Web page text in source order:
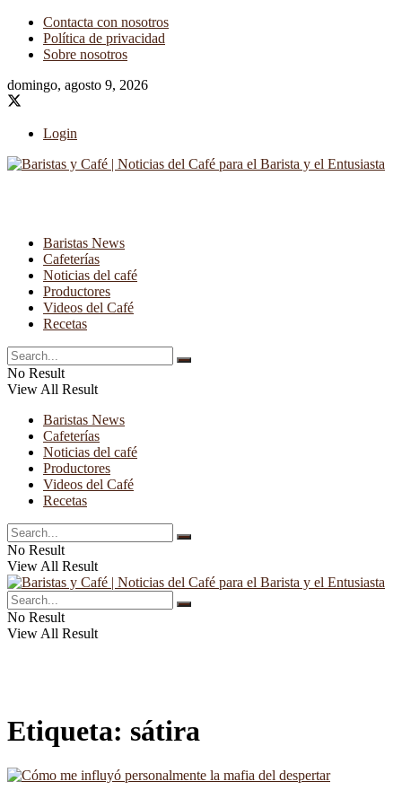
Contacta con nosotros
Política de privacidad
Sobre nosotros
domingo, agosto 9, 2026
Login
Baristas News
Cafeterías
Noticias del café
Productores
Videos del Café
Recetas
No Result
View All Result
Baristas News
Cafeterías
Noticias del café
Productores
Videos del Café
Recetas
No Result
View All Result
No Result
View All Result
Etiqueta: sátira